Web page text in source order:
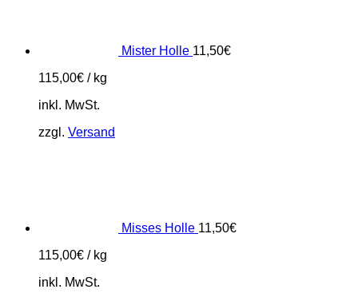
Mister Holle 11,50€
115,00€ / kg
inkl. MwSt.
zzgl. Versand
Misses Holle 11,50€
115,00€ / kg
inkl. MwSt.